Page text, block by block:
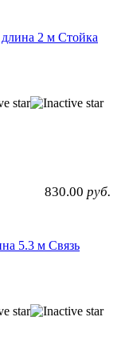
Стойка
830.00 руб.
Связь